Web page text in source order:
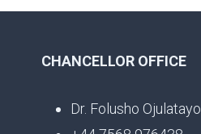
CHANCELLOR OFFICE
Dr. Folusho Ojulatayo